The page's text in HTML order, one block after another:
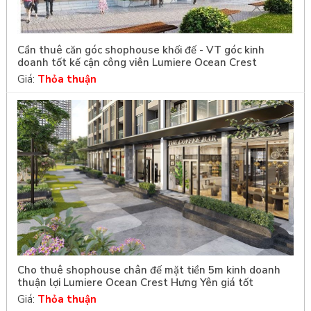
Cần thuê căn góc shophouse khối đế - VT góc kinh
doanh tốt kế cận công viên Lumiere Ocean Crest
Giá: Thỏa thuận
Cho thuê shophouse chân đế mặt tiền 5m kinh doanh
thuận lợi Lumiere Ocean Crest Hưng Yên giá tốt
Giá: Thỏa thuận